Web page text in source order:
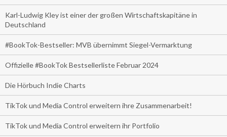
Karl-Ludwig Kley ist einer der großen Wirtschaftskapitäne in
Deutschland
#BookTok-Bestseller: MVB übernimmt Siegel-Vermarktung
Offizielle #BookTok Bestsellerliste Februar 2024
Die Hörbuch Indie Charts
TikTok und Media Control erweitern ihre Zusammenarbeit!
TikTok und Media Control erweitern ihr Portfolio